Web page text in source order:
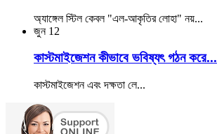
অ্যাঙ্গেল স্টিল কেবল "এল-আকৃতির লোহা" নয়...
জুন 12
কাস্টমাইজেশন কীভাবে ভবিষ্যৎ গঠন করে...
কাস্টমাইজেশন এবং দক্ষতা লে...